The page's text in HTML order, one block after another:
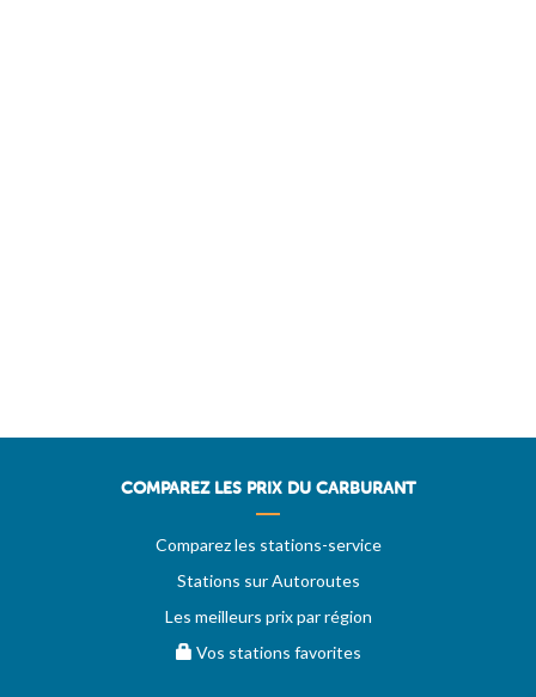
COMPAREZ LES PRIX DU CARBURANT
Comparez les stations-service
Stations sur Autoroutes
Les meilleurs prix par région
Vos stations favorites